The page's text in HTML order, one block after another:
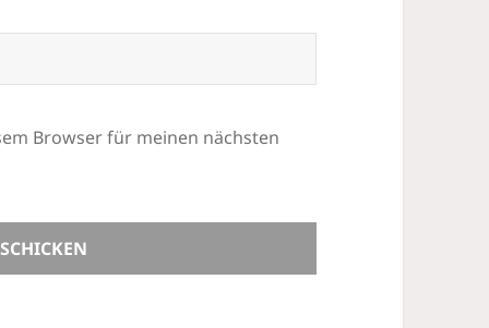
Browser für meinen nächsten